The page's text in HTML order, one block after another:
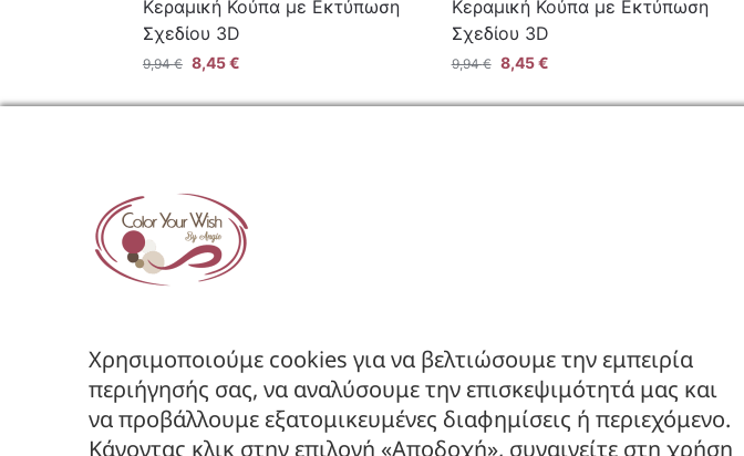
Κεραμική Κούπα με Εκτύπωση
Σχεδίου 3D
9,94€ 8,45€
Κεραμική Κούπα με Εκτύπωση
Σχεδίου 3D
9,94€ 8,45€
Ακολουθήστε μας στα Social
Χρησιμοποιούμε cookies για να βελτιώσουμε την εμπειρία
περιήγησής σας, να αναλύσουμε την επισκεψιμότητά μας και
να προβάλλουμε εξατομικευμένες διαφημίσεις ή περιεχόμενο.
Κάνοντας κλικ στην επιλογή «Αποδοχή», συναινείτε στη χρήση